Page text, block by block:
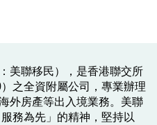
美聯移民），是香港聯交所
之全資附屬公司，專業辦理
外房產等出入境業務。美聯
務為先」的精神，堅持以